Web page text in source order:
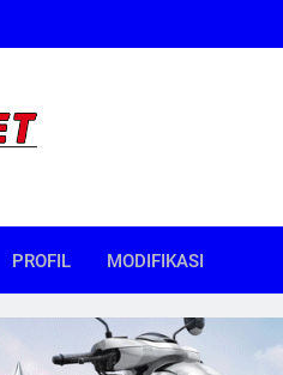
PROFIL MODIFIKASI